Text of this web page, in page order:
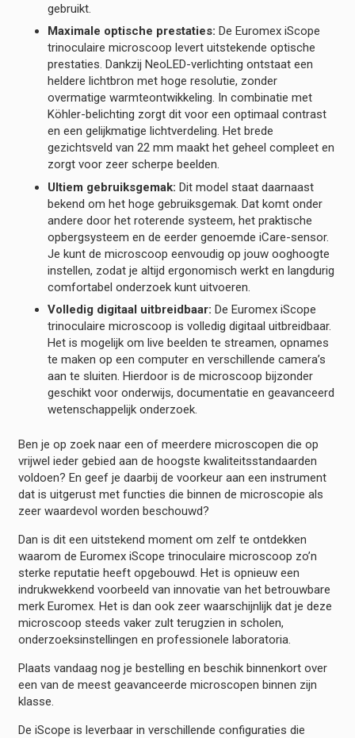
gebruikt.
Maximale optische prestaties: De Euromex iScope
trinoculaire microscoop levert uitstekende optische
prestaties. Dankzij NeoLED-verlichting ontstaat een
heldere lichtbron met hoge resolutie, zonder
overmatige warmteontwikkeling. In combinatie met
Köhler-belichting zorgt dit voor een optimaal contrast
en een gelijkmatige lichtverdeling. Het brede
gezichtsveld van 22 mm maakt het geheel compleet en
zorgt voor zeer scherpe beelden.
Ultiem gebruiksgemak: Dit model staat daarnaast
bekend om het hoge gebruiksgemak. Dat komt onder
andere door het roterende systeem, het praktische
opbergsysteem en de eerder genoemde iCare-sensor.
Je kunt de microscoop eenvoudig op jouw ooghoogte
instellen, zodat je altijd ergonomisch werkt en langdurig
comfortabel onderzoek kunt uitvoeren.
Volledig digitaal uitbreidbaar: De Euromex iScope
trinoculaire microscoop is volledig digitaal uitbreidbaar.
Het is mogelijk om live beelden te streamen, opnames
te maken op een computer en verschillende camera’s
aan te sluiten. Hierdoor is de microscoop bijzonder
geschikt voor onderwijs, documentatie en geavanceerd
wetenschappelijk onderzoek.
Ben je op zoek naar een of meerdere microscopen die op
vrijwel ieder gebied aan de hoogste kwaliteitsstandaarden
voldoen? En geef je daarbij de voorkeur aan een instrument
dat is uitgerust met functies die binnen de microscopie als
zeer waardevol worden beschouwd?
Dan is dit een uitstekend moment om zelf te ontdekken
waarom de Euromex iScope trinoculaire microscoop zo’n
sterke reputatie heeft opgebouwd. Het is opnieuw een
indrukwekkend voorbeeld van innovatie van het betrouwbare
merk Euromex. Het is dan ook zeer waarschijnlijk dat je deze
microscoop steeds vaker zult terugzien in scholen,
onderzoeksinstellingen en professionele laboratoria.
Plaats vandaag nog je bestelling en beschik binnenkort over
een van de meest geavanceerde microscopen binnen zijn
klasse.
De iScope is leverbaar in verschillende configuraties die